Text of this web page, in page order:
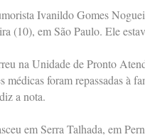
Ivanildo Gomes
(10), em São Paulo. Ele
na Unidade de Pronto
médicas foram repassadas à
a nota.
em Serra Talhada, em